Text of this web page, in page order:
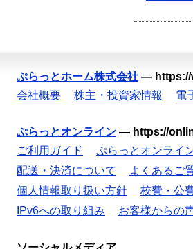
ぷらっとホーム株式会社 —
会社概要
株主・投資家情報 電
ぷらっとオンライン — https://
ご利用ガイド
ぷらっとオンライ
配送・決済について
よくあるご
個人情報取り扱い方針
校費・公
IPv6への取り組み
お客様からの